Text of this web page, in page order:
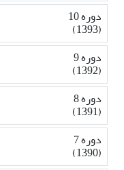
دوره 10
(1393)
دوره 9
(1392)
دوره 8
(1391)
دوره 7
(1390)